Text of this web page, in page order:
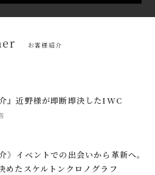
お客様紹介
介』近野様が即断即決したIWC
》イベントでの出会いから革新へ。
めたスケルトンクロノグラフ